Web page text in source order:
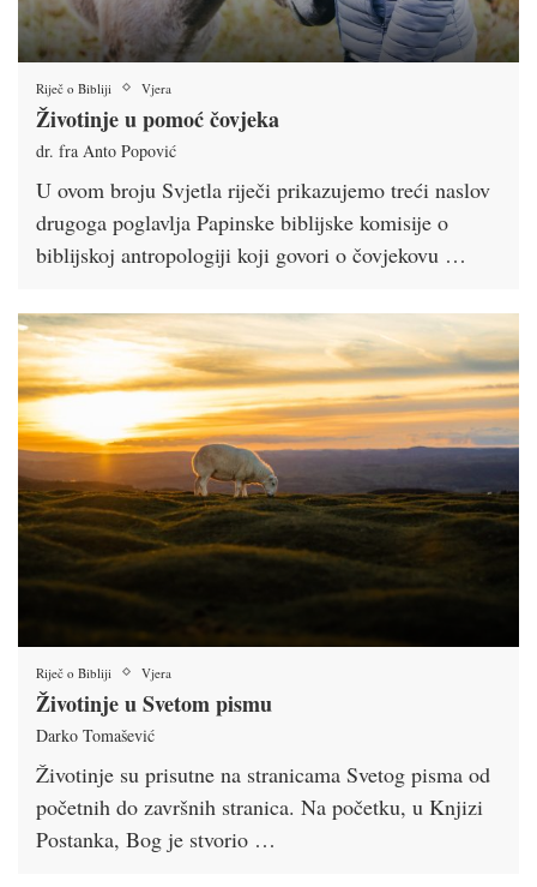
Riječ o Bibliji Vjera
Životinje u pomoć čovjeka
dr. fra Anto Popović
U ovom broju Svjetla riječi prikazujemo treći naslov
drugoga poglavlja Papinske biblijske komisije o
biblijskoj antropologiji koji govori o čovjekovu …
Riječ o Bibliji Vjera
Životinje u Svetom pismu
Darko Tomašević
Životinje su prisutne na stranicama Svetog pisma od
početnih do završnih stranica. Na početku, u Knjizi
Postanka, Bog je stvorio …